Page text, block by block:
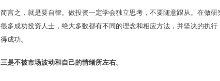
简言之，就是要自律。做投资一定学会独立思考，不要随意跟从。在做研
很多成功投资人士，绝大多数都有不同的理念和相应方法，并坚决的执行
得成功。
三是不被市场波动和自己的情绪所左右。